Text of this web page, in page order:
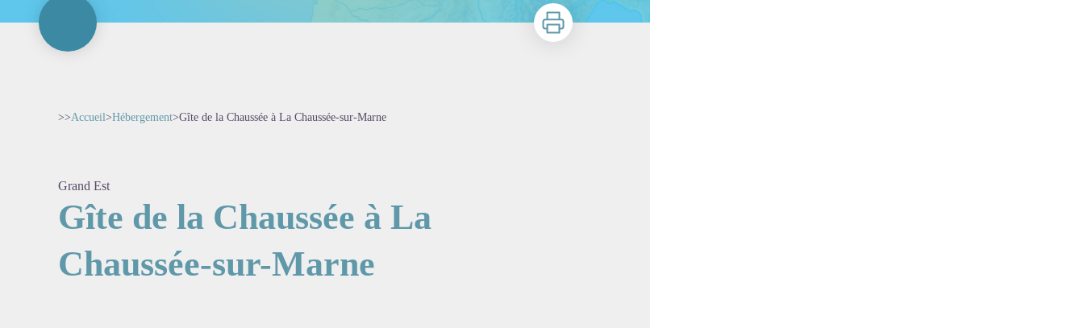
Imprimer
>>Accueil>Hébergement>Gîte de la Chaussée à La Chaussée-sur-Marne
Grand Est
Gîte de la Chaussée à La
Chaussée-sur-Marne